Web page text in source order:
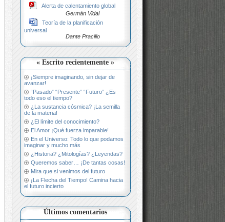
Alerta de calentamiento global
Germán Vidal
Teoría de la planificación
universal
Dante Pracilio
« Escrito recientemente »
¡Siempre imaginando, sin dejar de
avanzar!
“Pasado” “Presente” “Futuro” ¿Es
todo eso el tiempo?
¿La sustancia cósmica? ¡La semilla
de la materia!
¿El límite del conocimiento?
El Amor ¡Qué fuerza imparable!
En el Universo: Todo lo que podamos
imaginar y mucho más
¿Historia? ¿Mitologías? ¿Leyendas?
Queremos saber… ¡De tantas cosas!
Mira que si venimos del futuro
¡La Flecha del Tiempo! Camina hacia
el futuro incierto
Últimos comentarios